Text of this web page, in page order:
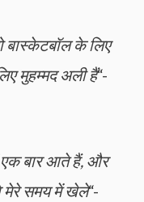
बास्केटबॉल के लिए
मुहम्मद अली हैं“-
बार आते हैं, और
मेरे समय में खेले“-